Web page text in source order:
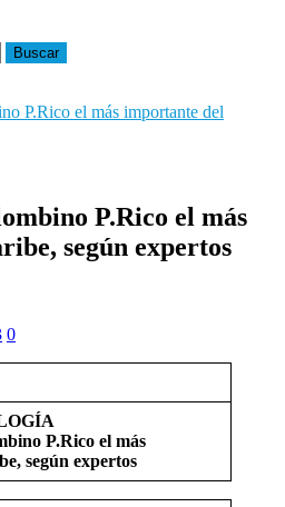
Buscar
P.Rico el más importante del
P.Rico el más
según expertos
0
P.Rico el más
según expertos